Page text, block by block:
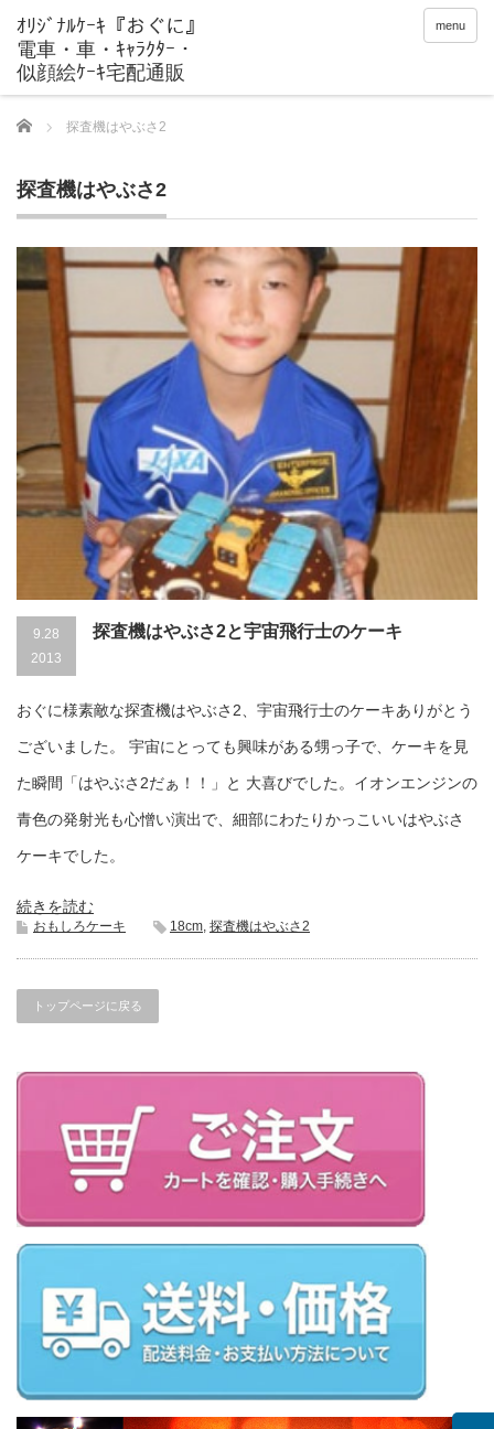
menu
Home 探査機はやぶさ2
探査機はやぶさ2
9.28
2013
探査機はやぶさ2と宇宙飛行士のケーキ
おぐに様素敵な探査機はやぶさ2、宇宙飛行士のケーキありがとう
ございました。 宇宙にとっても興味がある甥っ子で、ケーキを見
た瞬間「はやぶさ2だぁ！！」と 大喜びでした。イオンエンジンの
青色の発射光も心憎い演出で、細部にわたりかっこいいはやぶさ
ケーキでした。
続きを読む
おもしろケーキ 18cm, 探査機はやぶさ2
トップページに戻る